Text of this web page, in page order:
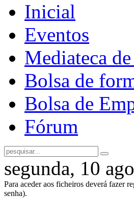
Inicial
Eventos
Mediateca
Bolsa de
Bolsa de
Fórum
segunda, 10
Para aceder aos ficheiros deverá fazer
senha).